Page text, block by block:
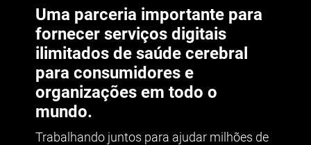
Uma parceria importante para
fornecer serviços digitais
ilimitados de saúde cerebral
para consumidores e
organizações em todo o
mundo.
Trabalhando juntos para ajudar milhões de